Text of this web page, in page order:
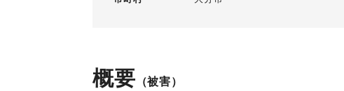
概要 （被害）